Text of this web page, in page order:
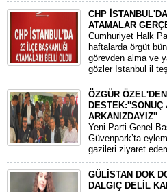
CHP
ATAMALAR
​Cumhuriyet Halk
haftalarda örgüt
görevden alma ve
gözler İstanbul il
ÖZGÜR
DESTEK:''SONUÇ
ARKANIZDAYIZ''
​Yeni Parti Genel
Güvenpark’ta
gazileri ziyaret
GÜLİSTAN DOK
DALGIÇ DELİL